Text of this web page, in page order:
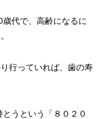
代で、高齢になるに
行っていれば、歯の寿
うという「８０２０